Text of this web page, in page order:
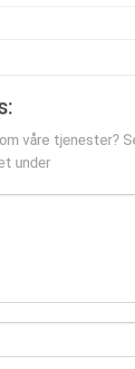
våre tjenester?
under